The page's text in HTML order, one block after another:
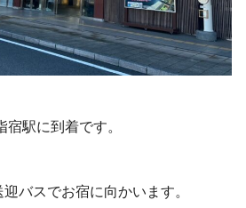
駅に到着です。
バスでお宿に向かいます。